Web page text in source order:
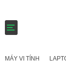
T
o
g
MÁY VI TÍNH